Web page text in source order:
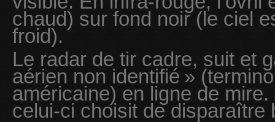
chaud) sur fond noir (le ciel
froid).
Le radar de tir cadre, suit et
aérien non identifié »
américaine) en ligne de mire.
celui-ci choisit de disparaître